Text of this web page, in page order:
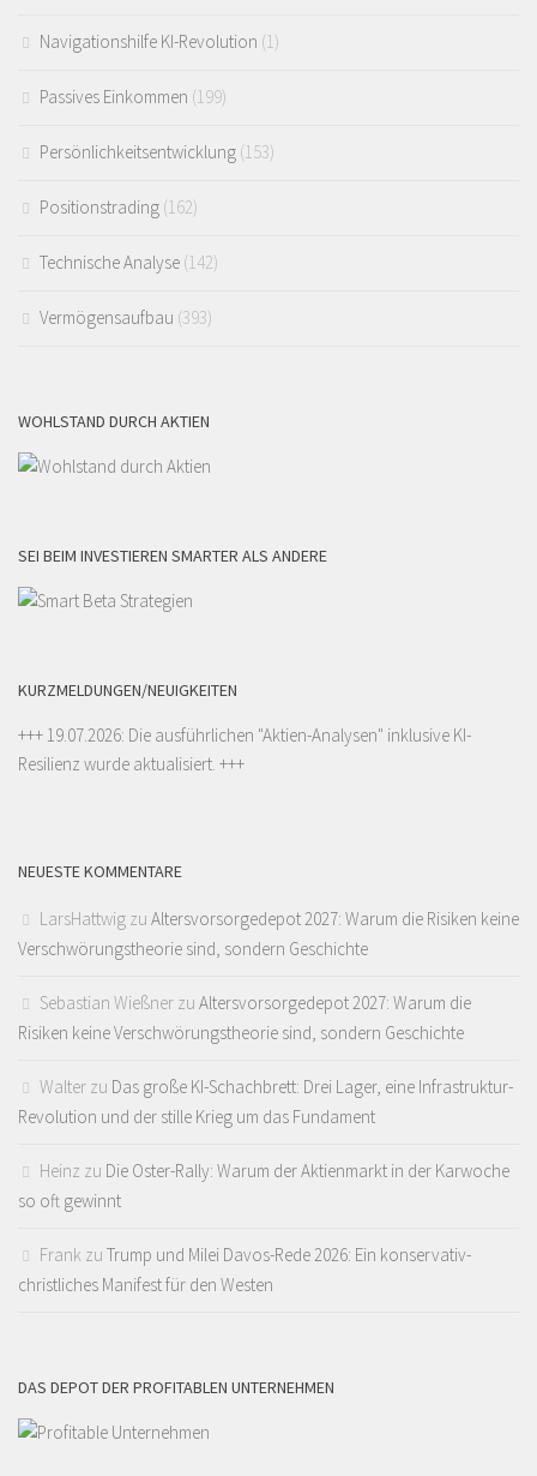
Navigationshilfe KI-Revolution (1)
Passives Einkommen (199)
Persönlichkeitsentwicklung (153)
Positionstrading (162)
Technische Analyse (142)
Vermögensaufbau (393)
WOHLSTAND DURCH AKTIEN
SEI BEIM INVESTIEREN SMARTER ALS ANDERE
KURZMELDUNGEN/NEUIGKEITEN
+++ 19.07.2026: Die ausführlichen "Aktien-Analysen" inklusive KI-
Resilienz wurde aktualisiert. +++
NEUESTE KOMMENTARE
LarsHattwig zu Altersvorsorgedepot 2027: Warum die Risiken keine
Verschwörungstheorie sind, sondern Geschichte
Sebastian Wießner zu Altersvorsorgedepot 2027: Warum die
Risiken keine Verschwörungstheorie sind, sondern Geschichte
Walter zu Das große KI-Schachbrett: Drei Lager, eine Infrastruktur-
Revolution und der stille Krieg um das Fundament
Heinz zu Die Oster-Rally: Warum der Aktienmarkt in der Karwoche
so oft gewinnt
Frank zu Trump und Milei Davos-Rede 2026: Ein konservativ-
christliches Manifest für den Westen
DAS DEPOT DER PROFITABLEN UNTERNEHMEN